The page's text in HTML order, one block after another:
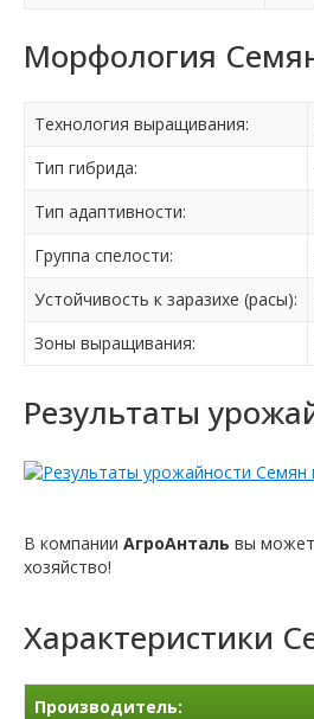
Морфология
Технология выращивания:
Тип гибрида:
Тип адаптивности:
Группа спелости:
Устойчивость к заразихе (расы):
Зоны выращивания:
Результаты
В компании АгроАнталь вы
хозяйство!
Характеристики
Производитель: